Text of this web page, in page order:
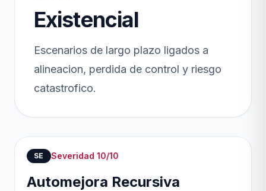
Existencial
Escenarios de largo plazo ligados a
alineacion, perdida de control y riesgo
catastrofico.
SE Severidad 10/10
Automejora Recursiva